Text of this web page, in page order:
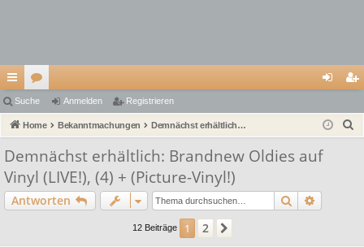
ch
ne
llz
ug
riff
or
en m ist
Suche Anmelden Registrieren
Home Bekanntmachungen Demnächst erhältlich: Brandnew Oldies auf Vinyl (LIVE!), (4) + (Picture-Vinyl!)
Demnächst erhältlich: Brandnew Oldies auf
Vinyl (LIVE!), (4) + (Picture-Vinyl!)
Antworten Suche
12 Beiträge 1 2